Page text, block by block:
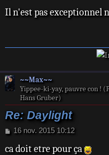
s
e
Il n'est pas exceptionnel
~~Max~~
Yippee-ki-yay, pauvre con !
Hans Gruber)
Re: Daylight
M
s
16 nov. 2015 10:12
ca doit etre pour ça